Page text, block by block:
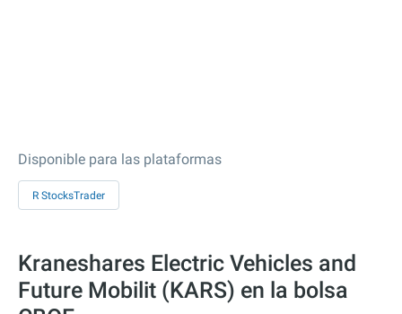
Disponible para las plataformas
R StocksTrader
Kraneshares Electric Vehicles and
Future Mobilit (KARS) en la bolsa